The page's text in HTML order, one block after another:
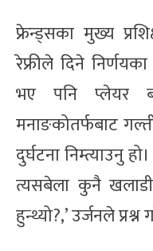
फ्रेन्ड्सका मुख्य
रेफ्रीले दिने
भए पनि प्लेयर
मनाङकोतर्फबाट
दुर्घटना निम्त्याउनु
त्यसबेला कुनै
हुन्थ्यो?,’ उर्जनले प्रश्न